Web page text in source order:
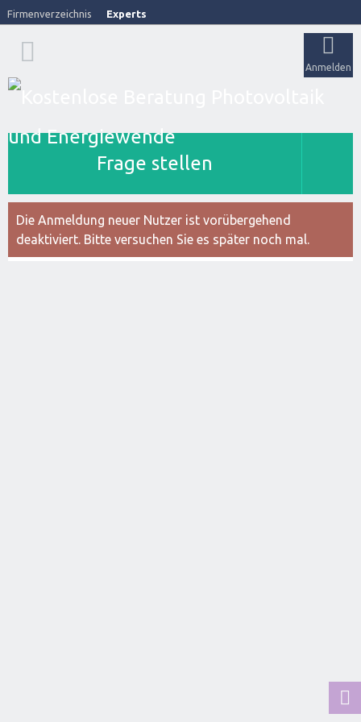
Firmenverzeichnis Experts
Anmelden
Frage stellen
Die Anmeldung neuer Nutzer ist vorübergehend
deaktiviert. Bitte versuchen Sie es später noch mal.